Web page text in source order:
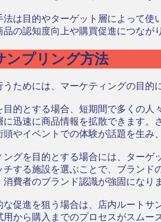
法は目的やターゲット層によって
の認知度向上や購買促進につなが
ンプリング方法
ためには、マーケティングの目的
目的とする場合、短期間で多くの
迅速に商品情報を拡散できます
やイベントでの体験が話題を生み
グを目的とする場合には、ター
する施設を選ぶことで、ブラン
費者のブランド認識が強固になり
な促進を狙う場合は、店内ルート
から購入までのプロセスがスムー